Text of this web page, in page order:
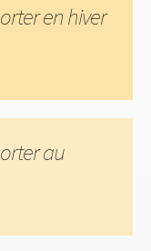
en hiver
au